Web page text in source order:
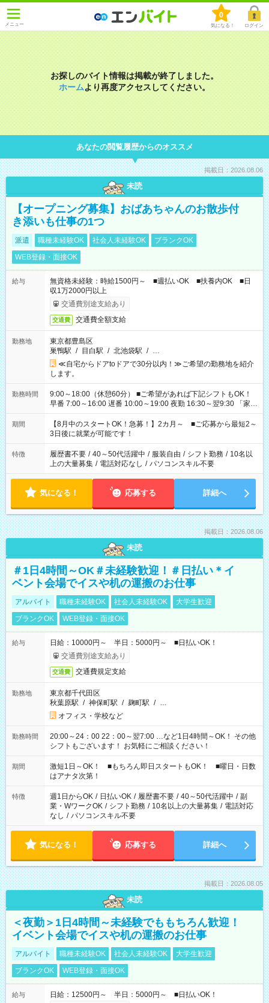
メニュー
0
気になる！ ログイン
お探しのバイト情報は掲載が終了しました。
ホームより再度アクセスしてください。
あなたの閲覧履歴からのオススメ
掲載日：2026.08.06
未読
【オープニング募集】おばあちゃんのお散歩付
き添いも仕事の1つ
派遣 職種未経験OK 社会人未経験OK
ブランクOK
WEB登録・面接OK
給与
無資格未経験：時給1500円～ ■週払いOK ■扶養内OK ■日
収1万2000円以上
交通費別途支給あり
交通費 交通費全額支給
勤務地
東京都豊島区
巣鴨駅 / 目白駅 / 北池袋駅 / …
≪自宅からドアtoドアで30分以内！≫ご希望の勤務地を紹介
します。
勤務時間
9:00～18:00（休憩60分） ■ご希望があれば下記シフトもOK！
早番 7:00～16:00 遅番 10:00～19:00 夜勤 16:30～翌9:30 「家族
と休みを合わせたい」 「余裕を持って夕飯の準備がしたい」
「できれば残業はしたくない」 など、ご希望を教えてください
ね。 ※Wワーク希望の方へ 今ご覧のお仕事で希望する勤務時間
と、もう1つのお仕事の勤務時間。 合計で週40時間を超える場
合は応募できません。
期間
【8月中のスタートOK！急募！】2カ月～ ■ご応募から最短2～
3日後に就業が可能です！
特徴 履歴書不要 / 40～50代活躍中 / 服装自由 / シフト勤務 / 10名以
上の大量募集 / 電話対応なし / パソコンスキル不要
気になる！ 応募する 詳細へ
掲載日：2026.08.06
未読
＃1日4時間～OK＃未経験歓迎！＃日払い＊イ
ベント会場でイスや机の運搬のお仕事
アルバイト 職種未経験OK 社会人未経験OK
大学生歓迎
ブランクOK
WEB登録・面接OK
給与
日給：10000円～ 半日：5000円～ ■日払いOK！
交通費別途支給あり
交通費 交通費規定支給
勤務地
東京都千代田区
秋葉原駅 / 神保町駅 / 麹町駅 / …
オフィス・学校など
勤務時間
20:00～24：00 22：00～翌7:00 …など1日4時間～OK！ その他
シフトもございます！ お気軽にご相談ください！
期間
激短1日～OK！ ■もちろん即日スタートもOK！ ■曜日・日数
はアナタ次第！
特徴 週1日からOK / 日払いOK / 履歴書不要 / 40～50代活躍中 / 副
業・WワークOK / シフト勤務 / 10名以上の大量募集 / 電話対応
なし / パソコンスキル不要
気になる！ 応募する 詳細へ
掲載日：2026.08.05
未読
＜夜勤＞1日4時間～未経験でももちろん歓迎！
イベント会場でイスや机の運搬のお仕事
アルバイト 職種未経験OK 社会人未経験OK
大学生歓迎
ブランクOK
WEB登録・面接OK
給与
日給：12500円～ 半日：5000円～ ■日払いOK！